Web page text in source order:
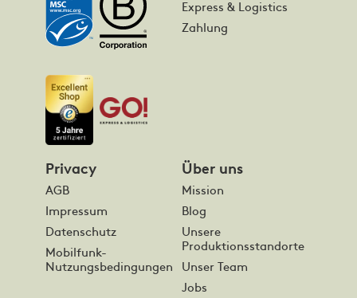
Express & Logistics
Zahlung
Privacy
AGB
Impressum
Datenschutz
Mobilfunk-
Nutzungsbedingungen
Über uns
Mission
Blog
Unsere
Produktionsstandorte
Unser Team
Jobs